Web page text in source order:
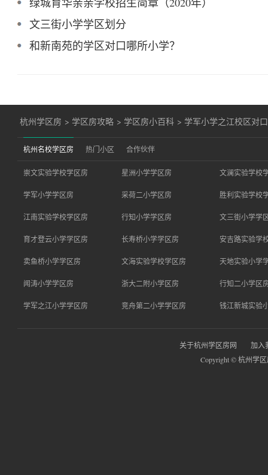
文三街小学学区划分
和新南苑的学区对口哪所小学？
杭州学区房 > 学区房攻略 > 学区房小百科 > 学军小学之江校区对
杭州名校学区房 热门小区 合作伙伴
崇文实验学校学区房 星洲小学学区房 文澜实验学校
学军小学学区房 采荷二小学区房 胜利实验学校
江南实验学校学区房 行知小学学区房 文三街小学学
育才登云小学学区房 长寿桥小学学区房 安吉路实验学
卖鱼桥小学学区房 文海实验学校学区房 天地实验小学
闻涛小学学区房 浙大二附小学区房 行知二小学区
学军之江小学学区房 竞舟第二小学学区房 钱江新城实验
关于杭州学区房网
加入
Copyright © 杭州学